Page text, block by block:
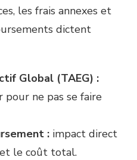
les frais annexes et
dictent
Global (TAEG) :
pour ne pas se faire
: impact direct
le coût total.